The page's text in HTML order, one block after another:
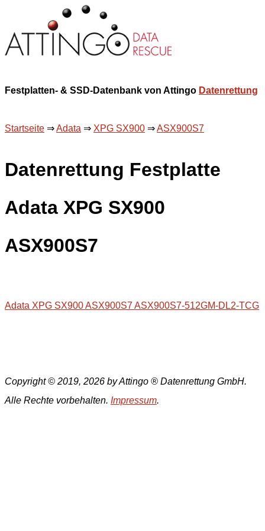
Festplatten- & SSD-Datenbank von Attingo Datenrettung
Startseite ⇒Adata ⇒ XPG SX900 ⇒ASX900S7
Datenrettung Festplatte
Adata XPG SX900
ASX900S7
Adata XPG SX900 ASX900S7 ASX900S7-512GM-DL2-TCG
Copyright © 2019, 2026 by Attingo ® Datenrettung GmbH.
Alle Rechte vorbehalten. Impressum.